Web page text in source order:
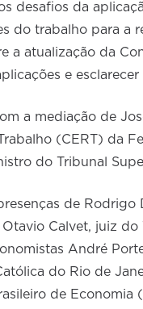
desafios da
do trabalho para a
a atualização da
e esclarecer
a mediação de
(CERT) da
do Tribunal
de Rodrigo
Calvet, juiz
André
do Rio de
de Economia